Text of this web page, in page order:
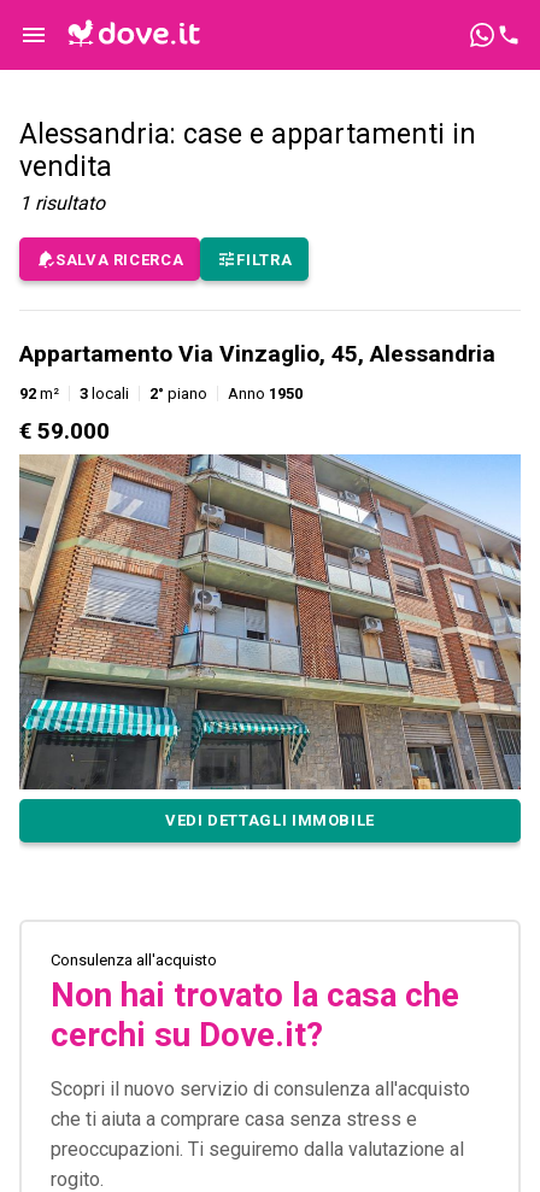
Alessandria: case e appartamenti in
vendita
1 risultato
SALVA RICERCA FILTRA
Appartamento Via Vinzaglio, 45, Alessandria
92 m² 3 locali 2° piano Anno 1950
€ 59.000
VEDI DETTAGLI IMMOBILE
Consulenza all'acquisto
Non hai trovato la casa che
cerchi su Dove.it?
Scopri il nuovo servizio di consulenza all'acquisto
che ti aiuta a comprare casa senza stress e
preoccupazioni. Ti seguiremo dalla valutazione al
rogito.